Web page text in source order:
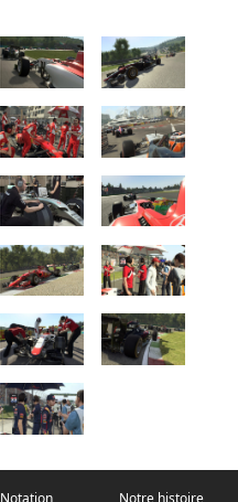
Notation Notre histoire